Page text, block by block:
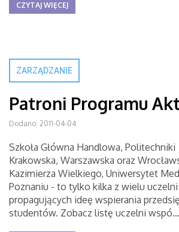
CZYTAJ WIĘCEJ
ZARZĄDZANIE
Patroni Programu
Dodano: 2011-04-04
Szkoła Główna Handlowa, Politechniki
Krakowska, Warszawska oraz
Kazimierza Wielkiego, Uniwersytet
Poznaniu - to tylko kilka z wielu
propagujących ideę wspierania
studentów. Zobacz listę uczelni wspó...